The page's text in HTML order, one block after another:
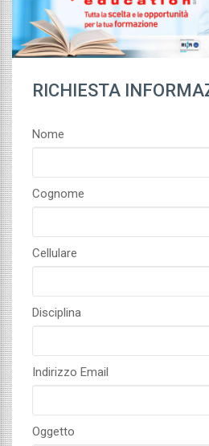
RICHIESTA
Nome
Cognome
Cellulare
Disciplina
Indirizzo Email
Oggetto